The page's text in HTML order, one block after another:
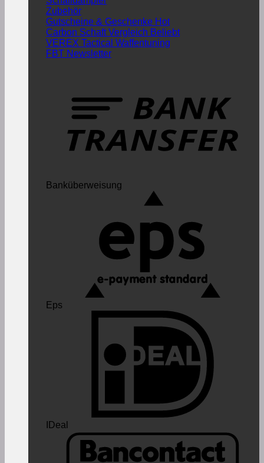
Zubehör
Gutscheine & Geschenke
Carbon Schaft Vergleich
VEREX Tactical Waffentuning
FBT Newsletter
Banküberweisung
Eps
IDeal